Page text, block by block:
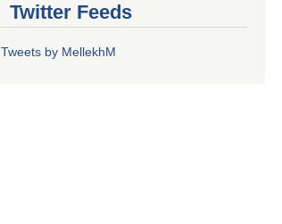
Twitter Feeds
Tweets by MellekhM